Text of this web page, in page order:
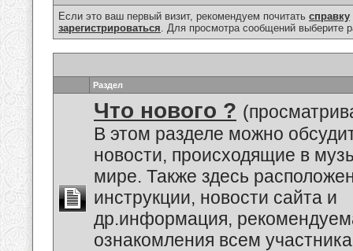
Если это ваш первый визит, рекомендуем почитать справку
зарегистрироваться. Для просмотра сообщений выберите
Раздел
Что нового ?
В этом разделе можно
новости, происходящие в
мире. Также здесь
инструкции, новости сайта и
др.информация,
ознакомления всем